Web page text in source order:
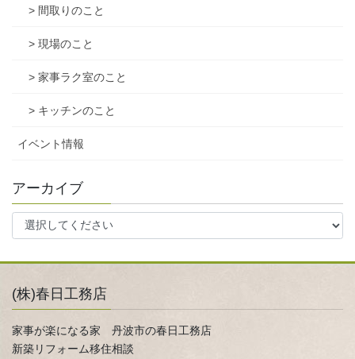
> 間取りのこと
> 現場のこと
> 家事ラク室のこと
> キッチンのこと
イベント情報
アーカイブ
(株)春日工務店
家事が楽になる家 丹波市の春日工務店
新築リフォーム移住相談